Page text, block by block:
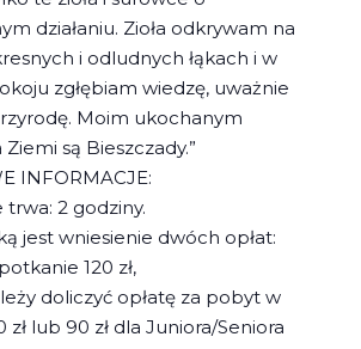
działaniu. Zioła odkrywam na
i odludnych łąkach i w
zgłębiam wiedzę, uważnie
Moim ukochanym
są Bieszczady.”
INFORMACJE:
2 godziny.
jest wniesienie dwóch opłat:
120 zł,
doliczyć opłatę za pobyt w
zł lub 90 zł dla Juniora/Seniora